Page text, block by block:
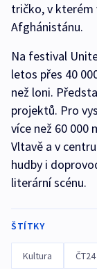
tričko, v kterém
Afghánistánu.
Na festival
letos přes 40
než loni.
projektů. Pro
více než 60 000
Vltavě a v
hudby i
literární scénu.
ŠTÍTKY
Kultura ČT24